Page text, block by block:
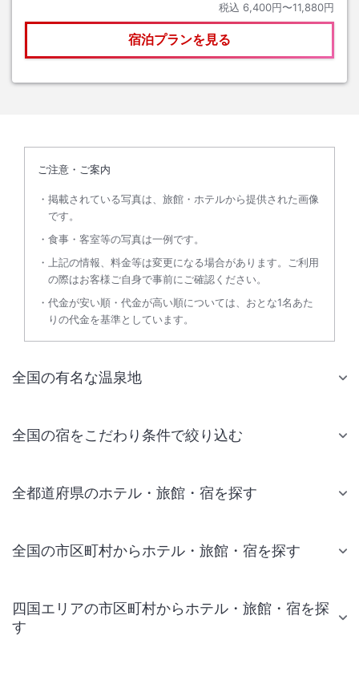
税込 6,400円〜11,880円
宿泊プランを見る
ご注意・ご案内
掲載されている写真は、旅館・ホテルから提供された画像
です。
食事・客室等の写真は一例です。
上記の情報、料金等は変更になる場合があります。ご利用
の際はお客様ご自身で事前にご確認ください。
代金が安い順・代金が高い順については、おとな1名あた
りの代金を基準としています。
全国の有名な温泉地
全国の宿をこだわり条件で絞り込む
全都道府県のホテル・旅館・宿を探す
全国の市区町村からホテル・旅館・宿を探す
四国エリアの市区町村からホテル・旅館・宿を探
す